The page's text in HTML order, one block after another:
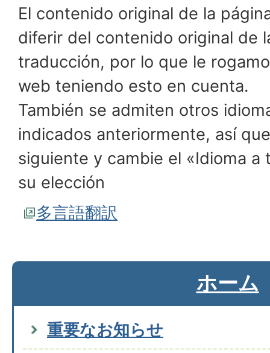
El contenido original de la
diferir del contenido original de
traducción, por lo que le
web teniendo esto en cuenta.
También se admiten otros
indicados anteriormente, así
siguiente y cambie el «Idioma a
su elección
多言語翻訳
ホーム
重要なお知らせ